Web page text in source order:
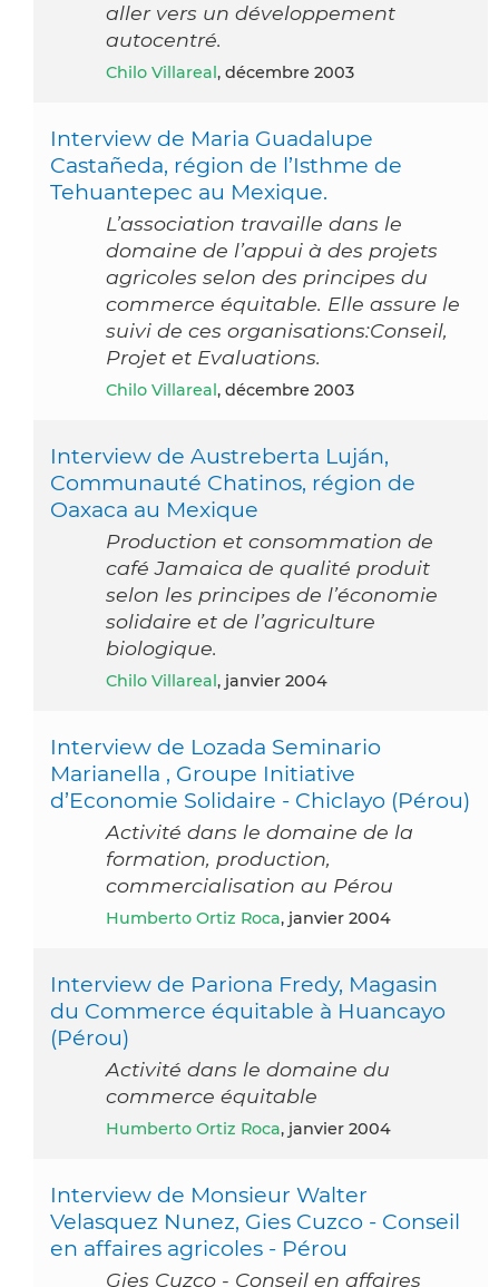
aller vers un développement
autocentré.
Chilo Villareal , décembre 2003
Interview de Maria Guadalupe
Castañeda, région de l’Isthme de
Tehuantepec au Mexique.
L’association travaille dans le
domaine de l’appui à des projets
agricoles selon des principes du
commerce équitable. Elle assure le
suivi de ces organisations:Conseil,
Projet et Evaluations.
Chilo Villareal , décembre 2003
Interview de Austreberta Luján,
Communauté Chatinos, région de
Oaxaca au Mexique
Production et consommation de
café Jamaica de qualité produit
selon les principes de l’économie
solidaire et de l’agriculture
biologique.
Chilo Villareal , janvier 2004
Interview de Lozada Seminario
Marianella , Groupe Initiative
d’Economie Solidaire - Chiclayo (Pérou)
Activité dans le domaine de la
formation, production,
commercialisation au Pérou
Humberto Ortiz Roca, janvier 2004
Interview de Pariona Fredy, Magasin
du Commerce équitable à Huancayo
(Pérou)
Activité dans le domaine du
commerce équitable
Humberto Ortiz Roca, janvier 2004
Interview de Monsieur Walter
Velasquez Nunez, Gies Cuzco - Conseil
en affaires agricoles - Pérou
Gies Cuzco - Conseil en affaires